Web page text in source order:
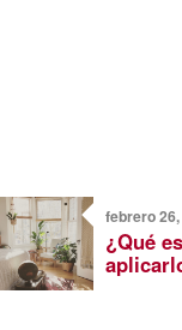
febrero
¿Qué